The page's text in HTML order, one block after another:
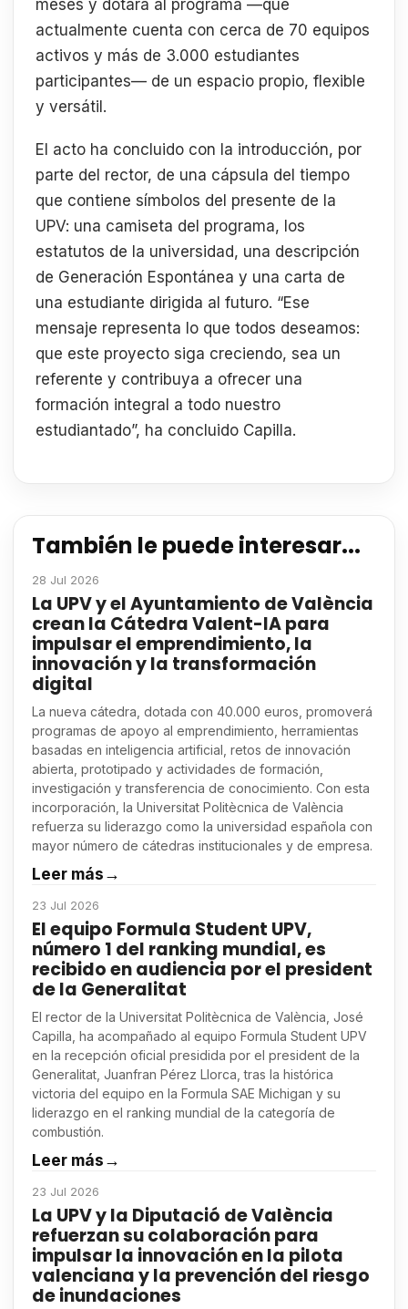
meses y dotará al programa —que
actualmente cuenta con cerca de 70 equipos
activos y más de 3.000 estudiantes
participantes— de un espacio propio, flexible
y versátil.
El acto ha concluido con la introducción, por
parte del rector, de una cápsula del tiempo
que contiene símbolos del presente de la
UPV: una camiseta del programa, los
estatutos de la universidad, una descripción
de Generación Espontánea y una carta de
una estudiante dirigida al futuro. “Ese
mensaje representa lo que todos deseamos:
que este proyecto siga creciendo, sea un
referente y contribuya a ofrecer una
formación integral a todo nuestro
estudiantado”, ha concluido Capilla.
También le puede interesar...
28 Jul 2026
La UPV y el Ayuntamiento de València
crean la Cátedra Valent-IA para
impulsar el emprendimiento, la
innovación y la transformación
digital
La nueva cátedra, dotada con 40.000 euros, promoverá
programas de apoyo al emprendimiento, herramientas
basadas en inteligencia artificial, retos de innovación
abierta, prototipado y actividades de formación,
investigación y transferencia de conocimiento. Con esta
incorporación, la Universitat Politècnica de València
refuerza su liderazgo como la universidad española con
mayor número de cátedras institucionales y de empresa.
Leer más→
23 Jul 2026
El equipo Formula Student UPV,
número 1 del ranking mundial, es
recibido en audiencia por el president
de la Generalitat
El rector de la Universitat Politècnica de València, José
Capilla, ha acompañado al equipo Formula Student UPV
en la recepción oficial presidida por el president de la
Generalitat, Juanfran Pérez Llorca, tras la histórica
victoria del equipo en la Formula SAE Michigan y su
liderazgo en el ranking mundial de la categoría de
combustión.
Leer más→
23 Jul 2026
La UPV y la Diputació de València
refuerzan su colaboración para
impulsar la innovación en la pilota
valenciana y la prevención del riesgo
de inundaciones